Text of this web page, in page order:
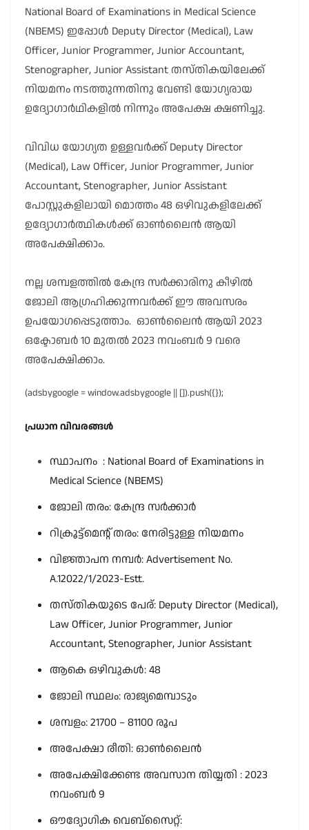
National Board of Examinations in Medical Science
(NBEMS) ഇപ്പോൾ Deputy Director (Medical), Law
Officer, Junior Programmer, Junior Accountant,
Stenographer, Junior Assistant തസ്തികയിലേക്ക്
നിയമനം നടത്തുന്നതിനു വേണ്ടി യോഗ്യരായ
ഉദ്യോഗാർഥികളിൽ നിന്നും അപേക്ഷ ക്ഷണിച്ചു.
വിവിധ യോഗ്യത ഉള്ളവർക്ക് Deputy Director
(Medical), Law Officer, Junior Programmer, Junior
Accountant, Stenographer, Junior Assistant
പോസ്റ്റുകളിലായി മൊത്തം 48 ഒഴിവുകളിലേക്ക്
ഉദ്യോഗാർത്ഥികൾക്ക് ഓൺലൈൻ ആയി
അപേക്ഷിക്കാം.
നല്ല ശമ്പളത്തിൽ കേന്ദ്ര സർക്കാരിനു കീഴിൽ
ജോലി ആഗ്രഹിക്കുന്നവർക്ക് ഈ അവസരം
ഉപയോഗപ്പെടുത്താം. ഓൺലൈൻ ആയി 2023
ഒക്ടോബർ 10 മുതൽ 2023 നവംബർ 9 വരെ
അപേക്ഷിക്കാം.
(adsbygoogle = window.adsbygoogle || []).push({});
പ്രധാന വിവരങ്ങൾ
സ്ഥാപനം : National Board of Examinations in
Medical Science (NBEMS)
ജോലി തരം: കേന്ദ്ര സർക്കാർ
റിക്രൂട്ട്മെന്റ് തരം: നേരിട്ടുള്ള നിയമനം
വിജ്ഞാപന നമ്പർ: Advertisement No.
A.12022/1/2023-Estt.
തസ്തികയുടെ പേര്: Deputy Director (Medical),
Law Officer, Junior Programmer, Junior
Accountant, Stenographer, Junior Assistant
ആകെ ഒഴിവുകൾ: 48
ജോലി സ്ഥലം: രാജ്യമെമ്പാടും
ശമ്പളം: 21700 – 81100 രൂപ
അപേക്ഷാ രീതി: ഓൺലൈൻ
അപേക്ഷിക്കേണ്ട അവസാന തിയ്യതി : 2023
നവംബർ 9
ഔദ്യോഗിക വെബ്സൈറ്റ്: